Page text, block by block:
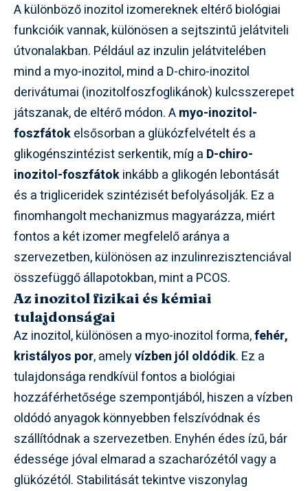
A különböző inozitol izomereknek eltérő biológiai
funkcióik vannak, különösen a sejtszintű jelátviteli
útvonalakban. Például az inzulin jelátvitelében
mind a myo-inozitol, mind a D-chiro-inozitol
derivátumai (inozitolfoszfoglikánok) kulcsszerepet
játszanak, de eltérő módon. Amyo-inozitol-
foszfátokelsősorban a glükózfelvételt és a
glikogénszintézist serkentik, míg a D-chiro-
inozitol-foszfátokinkább a glikogén lebontását
és a trigliceridek szintézisét befolyásolják. Ez a
finomhangolt mechanizmus magyarázza, miért
fontos a két izomer megfelelő aránya a
szervezetben, különösen az inzulinrezisztenciával
összefüggő állapotokban, mint a PCOS.
Az inozitol fizikai és kémiai
tulajdonságai
Az inozitol, különösen a myo-inozitol forma,fehér,
kristályos por, amelyvízben jól oldódik. Ez a
tulajdonsága rendkívül fontos a biológiai
hozzáférhetősége szempontjából, hiszen a vízben
oldódó anyagok könnyebben felszívódnak és
szállítódnak a szervezetben. Enyhén édes ízű, bár
édessége jóval elmarad a szacharózétól vagy a
glükózétól. Stabilitását tekintve viszonylag